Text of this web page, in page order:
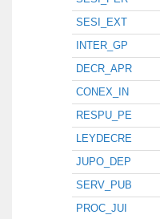
SESI_EXT
INTER_GP
DECR_APR
CONEX_IN
RESPU_PE
LEYDECRE
JUPO_DEP
SERV_PUB
PROC_JUI